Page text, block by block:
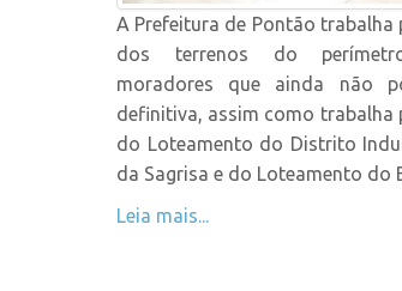
A Prefeitura de Pontão trabalha
dos terrenos do
moradores que ainda não
definitiva, assim como trabalha
do Loteamento do Distrito
da Sagrisa e do Loteamento do
Leia mais...